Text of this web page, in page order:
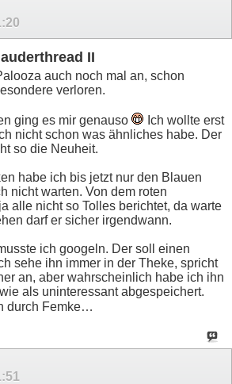
II
auch noch mal an, schon
verloren.
ging es mir genauso
Ich wollte erst
nicht schon was ähnliches habe. Der
so die Neuheit.
habe ich bis jetzt nur den Blauen
nicht warten. Von dem roten
alle nicht so Tolles berichtet, da warte
darf er sicher irgendwann.
ich googeln. Der soll einen
sehe ihn immer in der Theke, spricht
an, aber wahrscheinlich habe ich ihn
als uninteressant abgespeichert.
durch Femke…